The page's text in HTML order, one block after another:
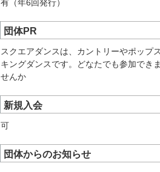
有（年6回発行）
団体PR
スクエアダンスは、カントリーやポップ
キングダンスです。どなたでも参加でき
せんか
新規入会
可
団体からのお知らせ